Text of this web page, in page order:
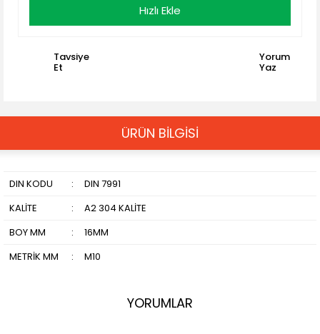
Hızlı Ekle
Tavsiye
Et
Yorum
Yaz
ÜRÜN BİLGİSİ
DIN KODU :
DIN 7991
KALİTE
:
A2 304 KALİTE
BOY MM
:
16MM
METRİK MM
: M10
YORUMLAR